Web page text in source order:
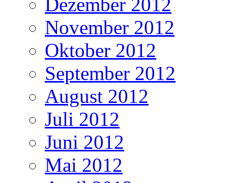
November 2012
Oktober 2012
September 2012
August 2012
Juli 2012
Juni 2012
Mai 2012